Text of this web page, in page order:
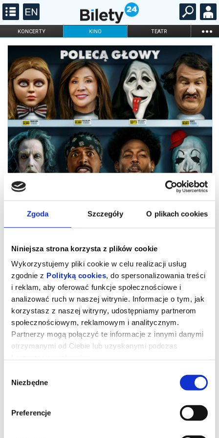
Zgoda Szczegóły O plikach cookies
Niniejsza strona korzysta z plików cookie
Wykorzystujemy pliki cookie w celu realizacji usług
zgodnie z Polityką cookies, do spersonalizowania treści
i reklam, aby oferować funkcje społecznościowe i
analizować ruch w naszej witrynie. Informacje o tym, jak
korzystasz z naszej witryny, udostępniamy partnerom
społecznościowym, reklamowym i analitycznym.
Partnerzy mogą połączyć te informacje z innymi danymi
otrzymanymi od Ciebie lub uzyskanymi podczas
zgody
Niezbędne
Preferencje
KONCERTY KINO TEATR ...
FILHARMONIA OPERA I BALET
STAND-UP
DLA DZIECI
ONLINE KARNETY
zamaskowanym zabójcą przypominającym Ghostface’a,
legendarna czwórka ponownie staje się celem tajemniczego
mordercy. Cindy, Brenda, Ray i Shorty muszą jeszcze raz połączyć